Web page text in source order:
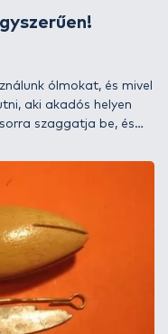
ólmokat, és mivel
aki akadós helyen
szaggatja be, és
önthet ólmot házilag.
hogyan öntsünk